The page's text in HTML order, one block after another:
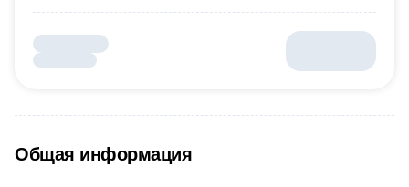
Общая информация